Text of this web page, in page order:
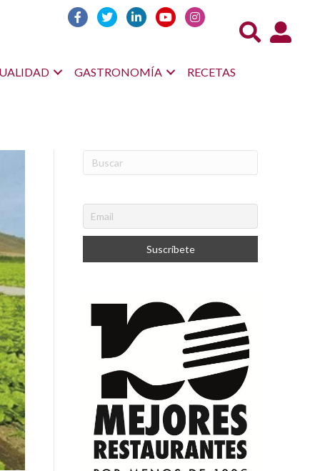
Acceso
GASTRONOMÍA RECETAS